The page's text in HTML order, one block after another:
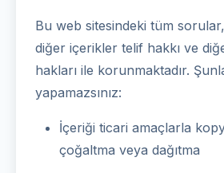
Bu web sitesindeki tüm
diğer içerikler telif hakkı ve
hakları ile korunmaktadır.
yapamazsınız:
İçeriği ticari amaçlarla
çoğaltma veya dağıtma